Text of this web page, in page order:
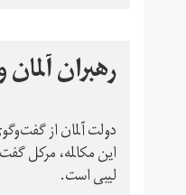
رهبران
دولت آلمان از
این مکالمه، مرکل
لیبی است.